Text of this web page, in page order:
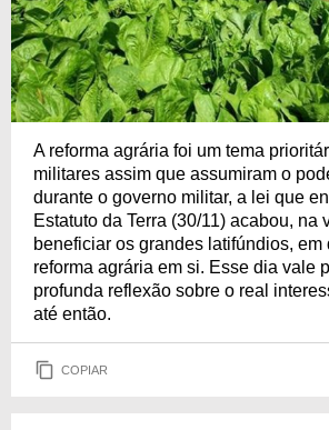
A reforma agrária foi um tema
militares assim que assumiram o
durante o governo militar, a lei que
Estatuto da Terra (30/11) acabou, na
beneficiar os grandes latifúndios, em
reforma agrária em si. Esse dia vale
profunda reflexão sobre o real
até então.
COPIAR